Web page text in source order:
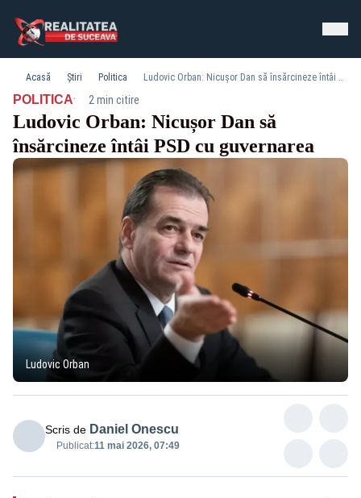
Acasă Știri Politica Ludovic Orban: Nicușor Dan să însărcineze întâi PSD cu guvernarea
POLITICA· 2 min citire
Ludovic Orban: Nicușor Dan să
însărcineze întâi PSD cu guvernarea
Ludovic Orban
Scris de Daniel Onescu
Publicat:11 mai 2026, 07:49